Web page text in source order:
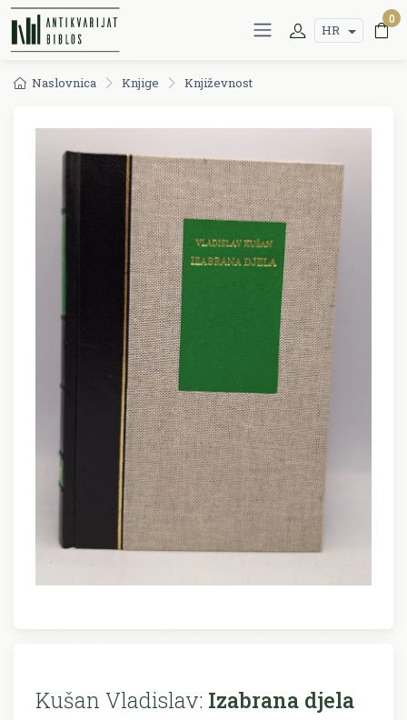
HR
0
Naslovnica Knjige Književnost
Kušan Vladislav: Izabrana djela